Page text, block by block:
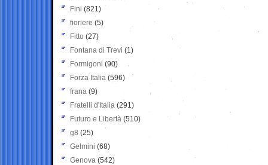
Fini (821)
fioriere (5)
Fitto (27)
Fontana di Trevi (1)
Formigoni (90)
Forza Italia (596)
frana (9)
Fratelli d'Italia (291)
Futuro e Libertà (510)
g8 (25)
Gelmini (68)
Genova (542)